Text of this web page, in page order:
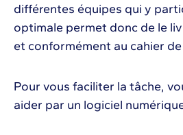
différentes équipes qui y
optimale permet donc de le
et conformément au cahier
Pour vous faciliter la tâche,
aider par un logiciel